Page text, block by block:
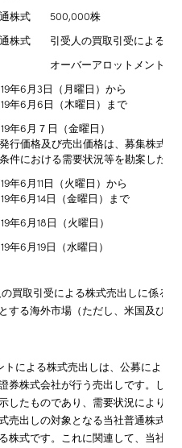
株式
500,000株
株式
引受人の買取引受による株
オーバーアロットメントに
年6月3日（月曜日）から
年6月6日（木曜日）まで
年6月７日（金曜日）
発行価格及び売出価格は、募集株式
件における需要状況等を勘案した上
年6月11日（火曜日）から
年6月14日（金曜日）まで
年6月18日（火曜日）
年6月19日（水曜日）
買取引受による株式売出しに係る
する海外市場（ただし、米国及び
トによる株式売出しは、公募によ
券株式会社が行う売出しです。し
したものであり、需要状況により
売出しの対象となる当社普通株式
株式です。これに関連して、当社